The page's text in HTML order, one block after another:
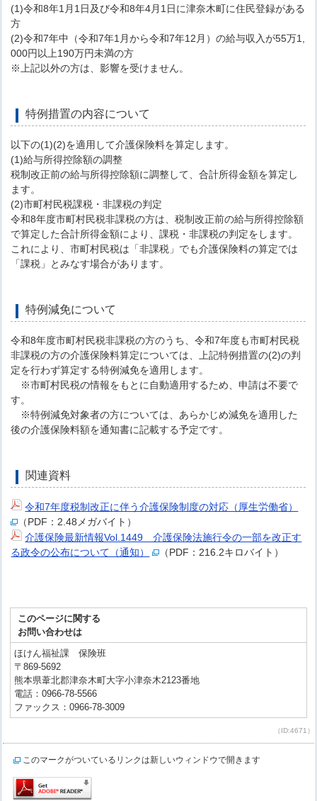
(1)令和8年1月1日及び令和8年4月1日に津奈木町に住民登録がある
方
(2)令和7年中（令和7年1月から令和7年12月）の給与収入が55万1,
000円以上190万円未満の方
※上記以外の方は、影響を受けません。
特例措置の内容について
以下の(1)(2)を適用して介護保険料を算定します。
(1)給与所得控除額の調整
税制改正前の給与所得控除額に調整して、合計所得金額を算定し
ます。
(2)市町村民税課税・非課税の判定
令和8年度市町村民税非課税の方は、税制改正前の給与所得控除額
で算定した合計所得金額により、課税・非課税の判定をします。
これにより、市町村民税は「非課税」でも介護保険料の算定では
「課税」とみなす場合があります。
特例減免について
令和8年度市町村民税非課税の方のうち、令和7年度も市町村民税
非課税の方の介護保険料算定については、上記特例措置の(2)の判
定を行わず算定する特例減免を適用します。
※市町村民税の情報をもとに自動適用するため、申請は不要で
す。
※特例減免対象者の方については、あらかじめ減免を適用した
後の介護保険料額を通知書に記載する予定です。
関連資料
令和7年度税制改正に伴う介護保険制度の対応（厚生労働省）
（PDF：2.48メガバイト）
介護保険最新情報Vol.1449 介護保険法施行令の一部を改正す
る政令の公布について（通知）
（PDF：216.2キロバイト）
このページに関する
お問い合わせは
ほけん福祉課 保険班
〒869-5692
熊本県葦北郡津奈木町大字小津奈木2123番地
電話：0966-78-5566
ファックス：0966-78-3009
（ID:4671）
このマークがついているリンクは新しいウィンドウで開きます